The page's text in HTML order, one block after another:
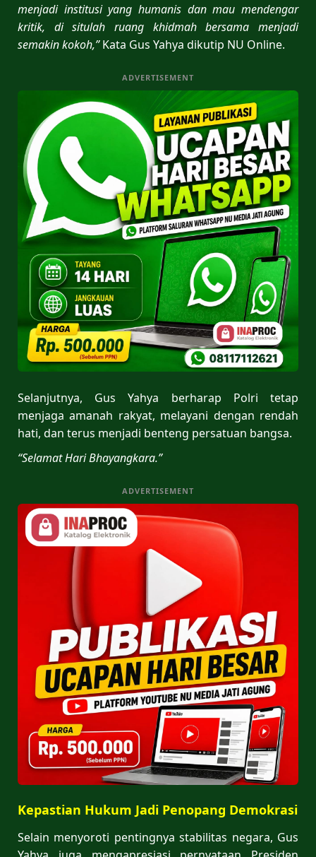
menjadi institusi yang humanis dan mau mendengar
kritik, di situlah ruang khidmah bersama menjadi
semakin kokoh,”Kata Gus Yahya dikutip NU Online.
ADVERTISEMENT
Selanjutnya, Gus Yahya berharap Polri tetap
menjaga amanah rakyat, melayani dengan rendah
hati, dan terus menjadi benteng persatuan bangsa.
“Selamat Hari Bhayangkara.”
ADVERTISEMENT
Kepastian Hukum Jadi Penopang Demokrasi
Selain menyoroti pentingnya stabilitas negara, Gus